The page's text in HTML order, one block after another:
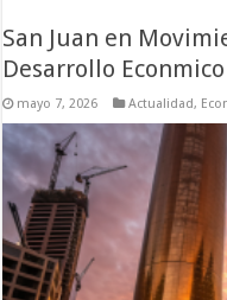
San Juan en
Desarrollo
mayo 7, 2026 Actualidad,